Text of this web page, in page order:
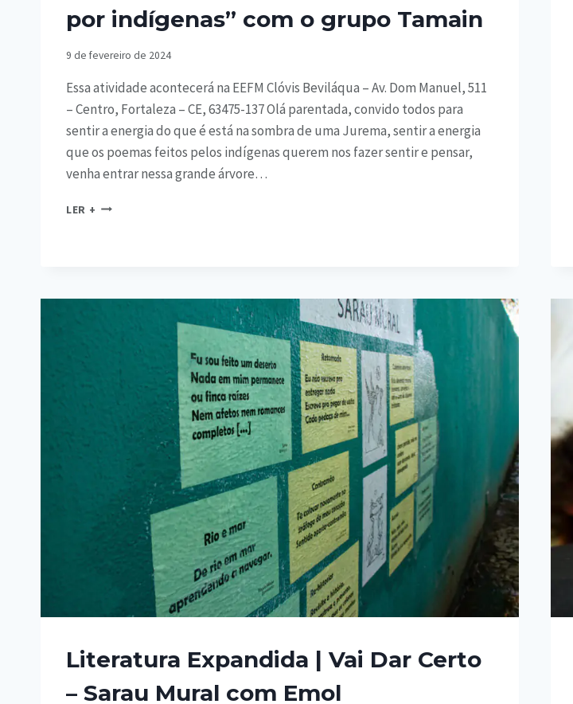
por indígenas” com o grupo Tamain
9 de fevereiro de 2024
Essa atividade acontecerá na EEFM Clóvis Beviláqua – Av. Dom Manuel, 511
– Centro, Fortaleza – CE, 63475-137 Olá parentada, convido todos para
sentir a energia do que é está na sombra de uma Jurema, sentir a energia
que os poemas feitos pelos indígenas querem nos fazer sentir e pensar,
venha entrar nessa grande árvore…
LER +
Literatura Expandida | Vai Dar Certo
– Sarau Mural com Emol